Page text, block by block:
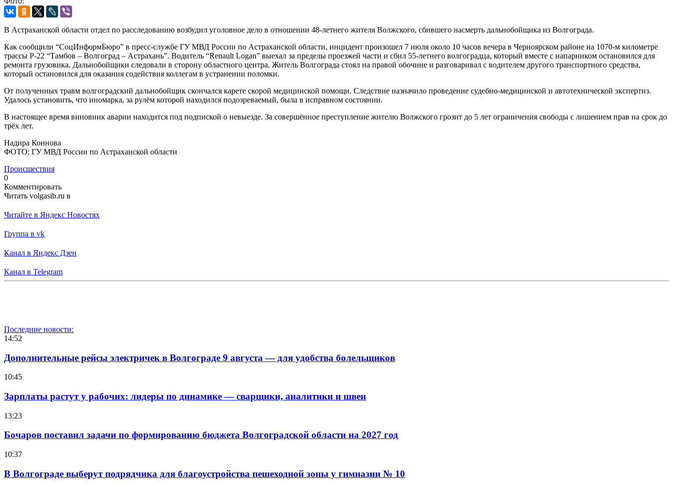
В Астраханской области отдел по расследованию возбудил уголовное дело в отношении 48-летнего жителя Волжского, сбившего насмерть дальнобойщика из Волгограда.
Как сообщили “СоцИнформБюро” в пресс-службе ГУ МВД России по Астраханской области, инцидент произошел 7 июля около 10 часов вечера в Черноярском районе на 1070-м километре
трассы Р-22 “Тамбов – Волгоград – Астрахань”. Водитель “Renault Logan” выехал за пределы проезжей части и сбил 55-летнего волгоградца, который вместе с напарником остановился для
ремонта грузовика. Дальнобойщики следовали в сторону областного центра. Житель Волгограда стоял на правой обочине и разговаривал с водителем другого транспортного средства,
который остановился для оказания содействия коллегам в устранении поломки.
От полученных травм волгоградский дальнобойщик скончался карете скорой медицинской помощи. Следствие назначило проведение судебно-медицинской и автотехнической экспертиз.
Удалось установить, что иномарка, за рулём которой находился подозреваемый, была в исправном состоянии.
В настоящее время виновник аварии находится под подпиской о невыезде. За совершённое преступление жителю Волжского грозит до 5 лет ограничения свободы с лишением прав на срок до
трёх лет.
Надира Коннова
ФОТО: ГУ МВД России по Астраханской области
Происшествия
0
Комментировать
Читать volgasib.ru в
Читайте в Яндекс Новостях
Группа в vk
Канал в Яндекс Дзен
Канал в Telegram
Последние новости:
14:52
Дополнительные рейсы электричек в Волгограде 9 августа — для удобства болельщиков
10:45
Зарплаты растут у рабочих: лидеры по динамике — сварщики, аналитики и швеи
13:23
Бочаров поставил задачи по формированию бюджета Волгоградской области на 2027 год
10:37
В Волгограде выберут подрядчика для благоустройства пешеходной зоны у гимназии № 10